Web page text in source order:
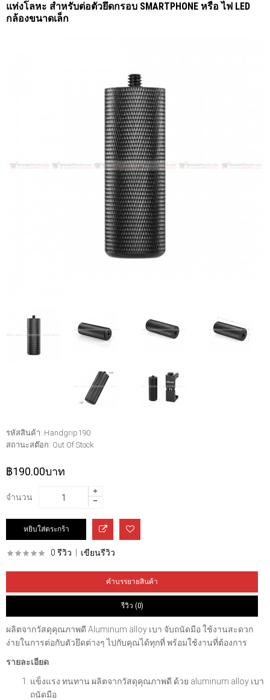
แท่งโลหะ สำหรับต่อตัวยึดกรอบ SMARTPHONE หรือ ไฟ LED
กล้องขนาดเล็ก
รหัสสินค้า: Handgrip190
สถานะสต๊อก: Out Of Stock
฿190.00บาท
จำนวน
0 รีวิว เขียนรีวิว
คำบรรยายสินค้า
รีวิว (0)
ผลิตจากวัสดุคุณภาพดี Aluminum alloy เบา จับถนัดมือ ใช้งานสะดวก
ง่ายในการต่อกับตัวยึดต่างๆ ไปกับคุณได้ทุกที่ พร้อมใช้งานที่ต้องการ
รายละเอียด
แข็งแรง ทนทาน ผลิตจากวัสดุคุณภาพดี ด้วย aluminum alloy เบา
ถนัดมือ